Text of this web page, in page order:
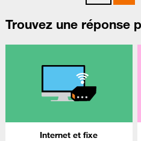
Trouvez une réponse
Internet et fixe